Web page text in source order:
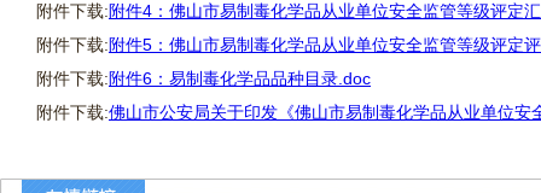
附件下载:附件4：佛山市易制毒化学品从业单位安全监管等级评定
附件下载:附件5：佛山市易制毒化学品从业单位安全监管等级评定
附件下载:附件6：易制毒化学品品种目录.doc
附件下载:佛山市公安局关于印发《佛山市易制毒化学品从业单位